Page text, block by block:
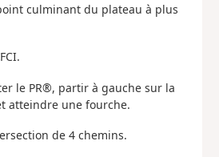
culminant du plateau à plus
le PR®, partir à gauche sur la
atteindre une fourche.
de 4 chemins.